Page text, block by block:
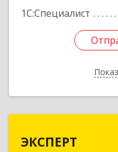
1С:Специалист
ЭКСПЕРТ